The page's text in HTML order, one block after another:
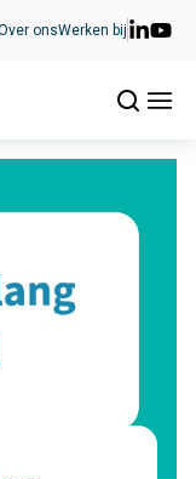
onsWerken bij